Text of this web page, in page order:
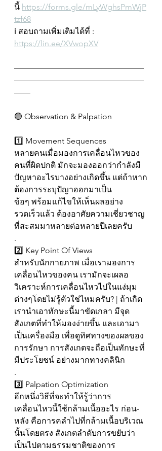
นี้ https://forms.gle/mLyWghsPmWjP
tzf68
ℹ️ สอบถามเพิ่มเติมได้ที่ :
https://lin.ee/XVwopXV
————————————————
————————————————
——
🟢 Observation & Palpation
1️⃣ Movement Sequences
หลายคนเมื่อมองการเคลื่อนไหวของ
คนที่ผิดปกติ มักจะมองออกว่ากำลังมี
ปัญหาอะไรบางอย่างเกิดขึ้น แต่ถ้าหาก
ต้องการระบุปัญาออกมาเป็น
ข้อๆ พร้อมแก้ไขให้เห็นผลอย่าง
รวดเร็วแล้ว ต้องอาศัยความเชี่ยวชาญ
ที่สะสมมาหลายต่อหลายปีเลยครับ
.
2️⃣ Key Point Of Views
สำหรับนักกายภาพ เมื่อเรามองการ
เคลื่อนไหวของคน เรามักจะเผลอ
วิเคราะห์การเคลื่อนไหวไปในแง่มุม
ต่างๆโดยไม่รู้ตัวใช่ไหมครับ? | ถ้าเกิด
เรานำเอาทักษะนี้มาขัดเกลา มีจุด
สังเกตที่ทำให้มองง่ายขึ้น และเอามา
เป็นเครื่องมือ เพื่อดูทิศทางของผลของ
การรักษา การสังเกตจะถือเป็นทักษะที่
มีประโยชน์ อย่างมากทางคลินิก
.
3️⃣ Palpation Optimization
อีกหนึ่งวิธีที่จะทำให้รู้ว่าการ
เคลื่อนไหวนี้ใช้กล้ามเนื้ออะไร ก่อน-
หลัง คือการคลำไปที่กล้ามเนื้อบริเวณ
นั้นโดยตรง สังเกตลำดับการขยับว่า
เป็นไปตามธรรมชาติของการ